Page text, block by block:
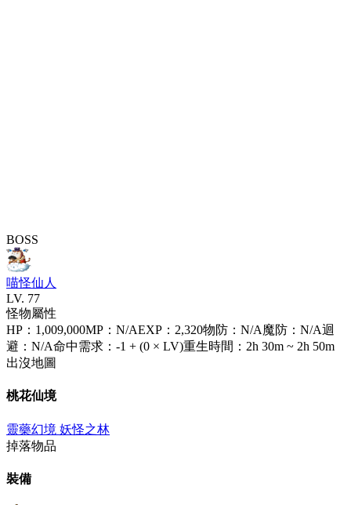
BOSS
喵怪仙人
LV. 77
怪物屬性
HP ： 1,009,000MP ： N/AEXP ： 2,320物防 ： N/A魔防 ： N/A迴
避 ： N/A命中需求 ： -1 + (0 × LV)重生時間 ： 2h 30m ~ 2h 50m
出沒地圖
桃花仙境
靈藥幻境 妖怪之林
掉落物品
裝備